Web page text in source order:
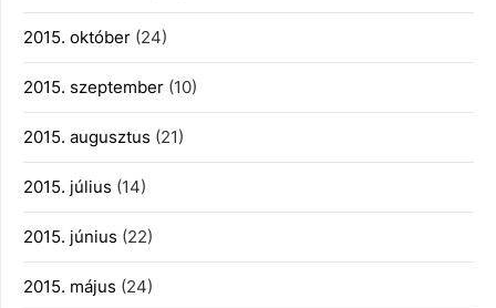
2015. október (24)
2015. szeptember (10)
2015. augusztus (21)
2015. július (14)
2015. június (22)
2015. május (24)